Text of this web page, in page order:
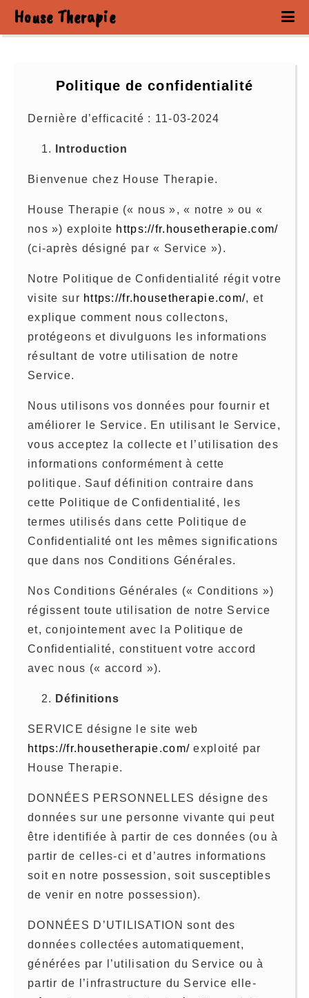
House Therapie
Politique de confidentialité
Dernière d’efficacité : 11-03-2024
Introduction
Bienvenue chez House Therapie.
House Therapie (« nous », « notre » ou «
nos ») exploite https://fr.housetherapie.com/
(ci-après désigné par « Service »).
Notre Politique de Confidentialité régit votre
visite sur https://fr.housetherapie.com/, et
explique comment nous collectons,
protégeons et divulguons les informations
résultant de votre utilisation de notre
Service.
Nous utilisons vos données pour fournir et
améliorer le Service. En utilisant le Service,
vous acceptez la collecte et l’utilisation des
informations conformément à cette
politique. Sauf définition contraire dans
cette Politique de Confidentialité, les
termes utilisés dans cette Politique de
Confidentialité ont les mêmes significations
que dans nos Conditions Générales.
Nos Conditions Générales (« Conditions »)
régissent toute utilisation de notre Service
et, conjointement avec la Politique de
Confidentialité, constituent votre accord
avec nous (« accord »).
Définitions
SERVICE désigne le site web
https://fr.housetherapie.com/ exploité par
House Therapie.
DONNÉES PERSONNELLES désigne des
données sur une personne vivante qui peut
être identifiée à partir de ces données (ou à
partir de celles-ci et d’autres informations
soit en notre possession, soit susceptibles
de venir en notre possession).
DONNÉES D’UTILISATION sont des
données collectées automatiquement,
générées par l’utilisation du Service ou à
partir de l’infrastructure du Service elle-